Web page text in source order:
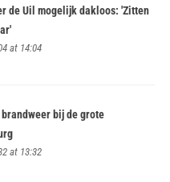
de Uil mogelijk dakloos: 'Zitten
at 14:04
bij de grote
at 13:32